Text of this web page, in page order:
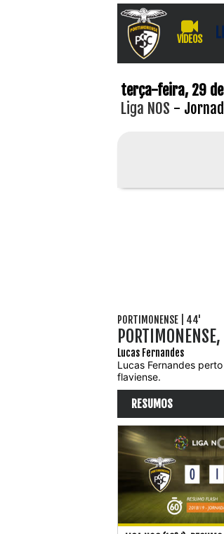
VÍDEOS
terça-feira, 29
Liga NOS -
PORTIMONENSE | 44'
Lucas Fernandes
Lucas Fernandes
flaviense.
RESUMOS